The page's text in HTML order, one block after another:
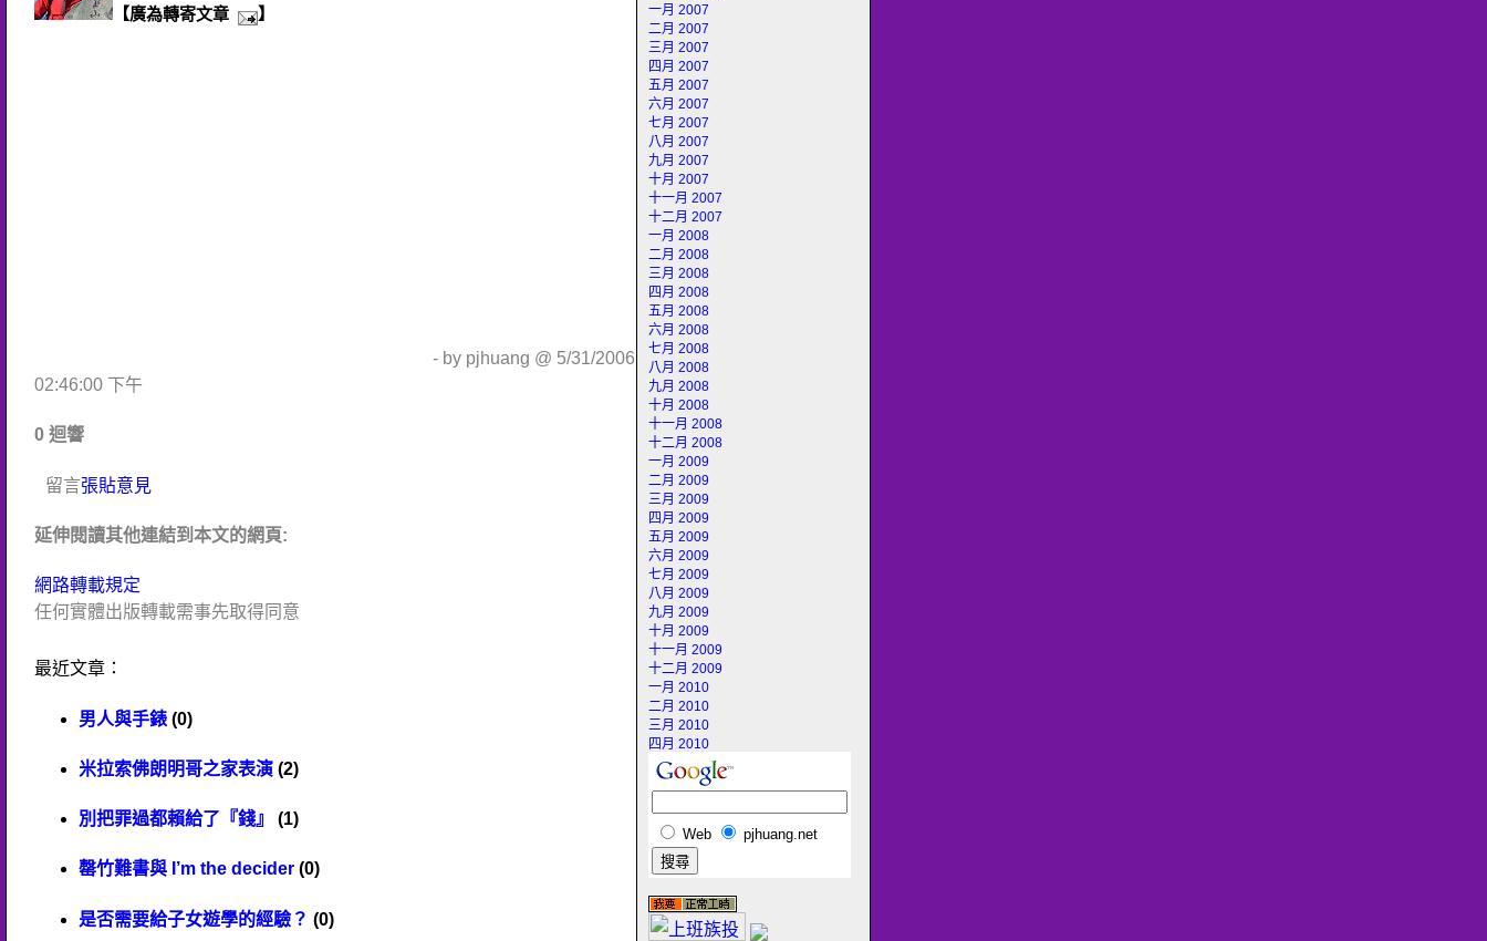
一月 2007
二月 2007
三月 2007
四月 2007
五月 2007
六月 2007
七月 2007
八月 2007
九月 2007
十月 2007
十一月 2007
十二月 2007
一月 2008
二月 2008
三月 2008
四月 2008
五月 2008
六月 2008
七月 2008
八月 2008
九月 2008
十月 2008
十一月 2008
十二月 2008
一月 2009
二月 2009
三月 2009
四月 2009
五月 2009
六月 2009
七月 2009
八月 2009
九月 2009
十月 2009
十一月 2009
十二月 2009
一月 2010
二月 2010
三月 2010
四月 2010
Web pjhuang.net
【廣為轉寄文章 】
- by pjhuang @ 5/31/2006
02:46:00 下午
0 迴響
留言張貼意見
延伸閱讀其他連結到本文的網頁:
網路轉載規定
任何實體出版轉載需事先取得同意
最近文章：
男人與手錶 (0)
米拉索佛朗明哥之家表演 (2)
別把罪過都賴給了『錢』 (1)
罄竹難書與 I’m the decider (0)
是否需要給子女遊學的經驗？ (0)